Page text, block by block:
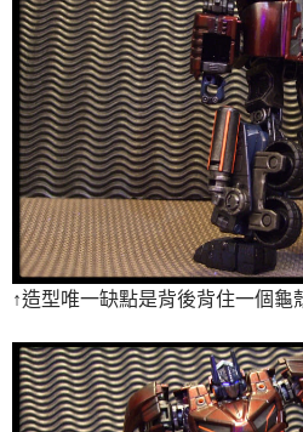
↑造型唯一缺點是背後背住一個龜